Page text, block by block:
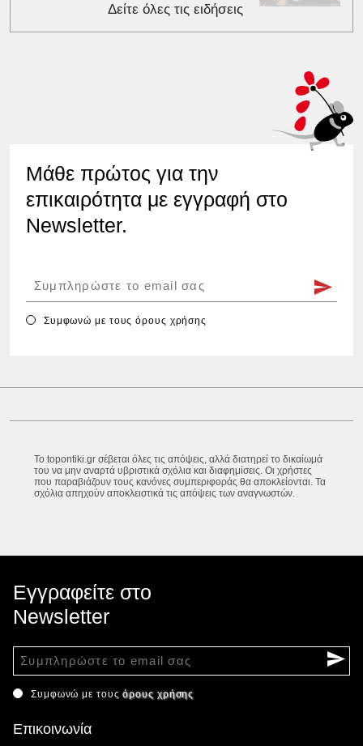
Δείτε όλες τις ειδήσεις
Μάθε πρώτος για την
επικαιρότητα με εγγραφή στο
Newsletter.
Συμφωνώ με τουςόρους χρήσης
Το topontiki.gr σέβεται όλες τις απόψεις, αλλά διατηρεί το δικαίωμά
του να μην αναρτά υβριστικά σχόλια και διαφημίσεις. Οι χρήστες
που παραβιάζουν τους κανόνες συμπεριφοράς θα αποκλείονται. Τα
σχόλια απηχούν αποκλειστικά τις απόψεις των αναγνωστών.
Εγγραφείτε στο
Newsletter
Συμφωνώ με τουςόρους χρήσης
Επικοινωνία